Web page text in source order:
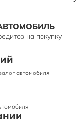
на покупку
автомобиля